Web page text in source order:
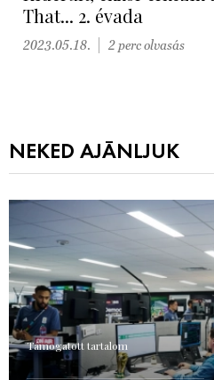
That... 2. évada
2023.05.18. 2 perc olvasás
NEKED AJÁNLJUK
Támogatott tartalom